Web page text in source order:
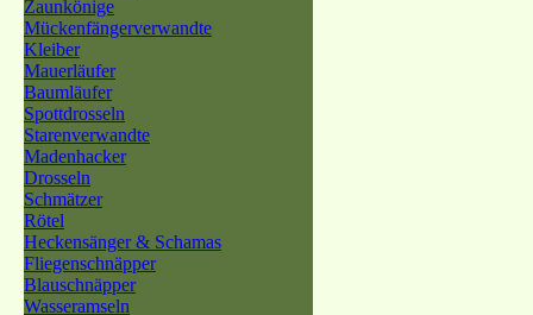
Zaunkönige
Mückenfängerverwandte
Kleiber
Mauerläufer
Baumläufer
Spottdrosseln
Starenverwandte
Madenhacker
Drosseln
Schmätzer
Rötel
Heckensänger & Schamas
Fliegenschnäpper
Blauschnäpper
Wasseramseln